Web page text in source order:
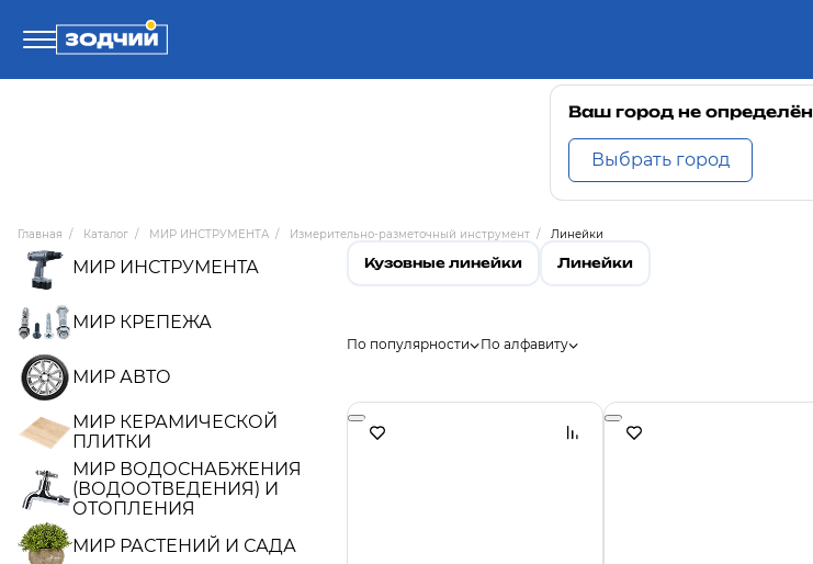
8 (4242) 30-00-27
8 (4242) 30-00-72
Ваш город не определён
Выбрать город
Главная / Каталог / МИР ИНСТРУМЕНТА / Измерительно-разметочный инструмент / Линейки
МИР ИНСТРУМЕНТА
МИР КРЕПЕЖА
МИР АВТО
МИР КЕРАМИЧЕСКОЙ
ПЛИТКИ
МИР ВОДОСНАБЖЕНИЯ
(ВОДООТВЕДЕНИЯ) И
ОТОПЛЕНИЯ
МИР РАСТЕНИЙ И САДА
Кузовные линейки Линейки
По популярности По алфавиту